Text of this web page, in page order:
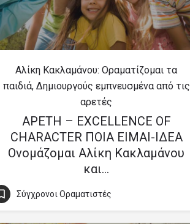
Αλίκη Κακλαμάνου: Οραματίζομαι τα
παιδιά, Δημιουργούς εμπνευσμένα από τις
αρετές
AΡΕΤΗ – EXCELLENCE OF
CHARACTER ΠΟΙΑ ΕΙΜΑΙ-ΙΔΕΑ
Ονομάζομαι Αλίκη Κακλαμάνου
και…
Σύγχρονοι Οραματιστές